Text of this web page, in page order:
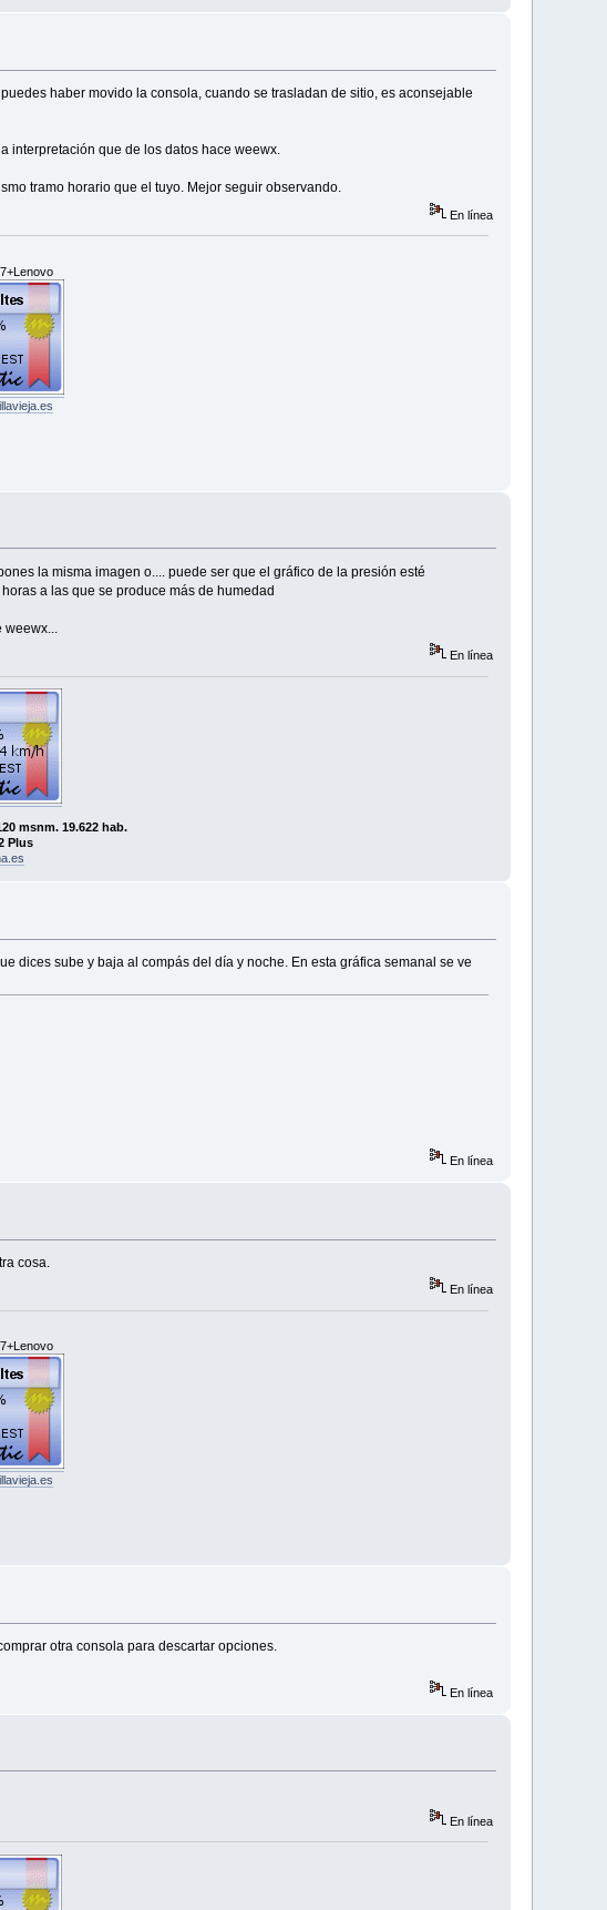
haber movido la consola, cuando se trasladan de sitio, es aconsejable
interpretación que de los datos hace weewx.
tramo horario que el tuyo. Mejor seguir observando.
En línea
la misma imagen o.... puede ser que el gráfico de la presión esté
a las que se produce más de humedad
En línea
msnm. 19.622 hab.
Plus
dices sube y baja al compás del día y noche. En esta gráfica semanal se ve
En línea
cosa.
En línea
otra consola para descartar opciones.
En línea
En línea